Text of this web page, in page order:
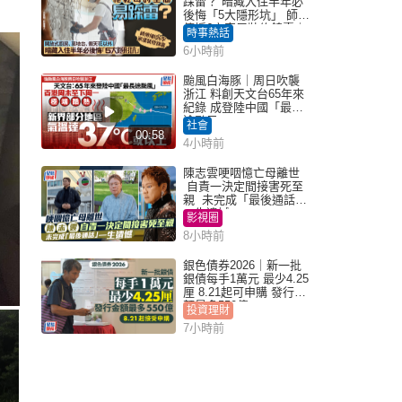
後悔「5大隱形坑」 師傅
傳授6字家居裝修錦囊｜
Juicy叮
時事熱話
6小時前
00:58
颱風白海豚｜周日吹襲
浙江 料創天文台65年來
紀錄 成登陸中國「最長
途颱風」
社會
4小時前
陳志雲哽咽憶亡母離世
自責一決定間接害死至
親 未完成「最後通話」
一生遺憾
影視圈
8小時前
銀色債券2026｜新一批
銀債每手1萬元 最少4.25
厘 8.21起可申購 發行金
額最多550億
投資理財
7小時前